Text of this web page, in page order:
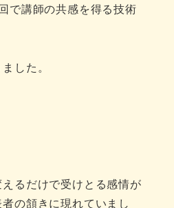
で講師の共感を得る技術
した。
るだけで受けとる感情が
の頷きに現れていまし